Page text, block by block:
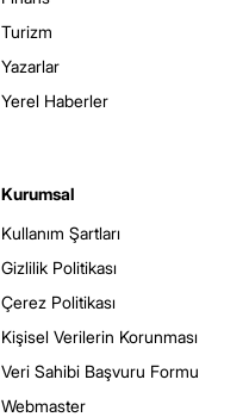
Turizm
Yazarlar
Yerel Haberler
Kurumsal
Kullanım Şartları
Gizlilik Politikası
Çerez Politikası
Kişisel Verilerin Korunması
Veri Sahibi Başvuru Formu
Webmaster